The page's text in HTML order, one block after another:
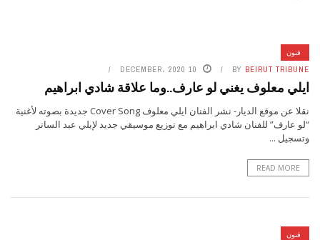
فنون
BY BEIRUT TRIBUNE 10 DECEMBER، 2020
ايلي معلوف يغني لو عارف..وما علاقة شادي ابراهيم
نقلا عن موقع الديار- نشر الفنان ايلي معلوف Cover Song جديدة بصوته لأغنية
“لو عارف” للفنان شادي ابراهيم مع توزيع موسيقي جديد لإيلي عبد الساتر
وتسجيل ...
READ MORE
فنون